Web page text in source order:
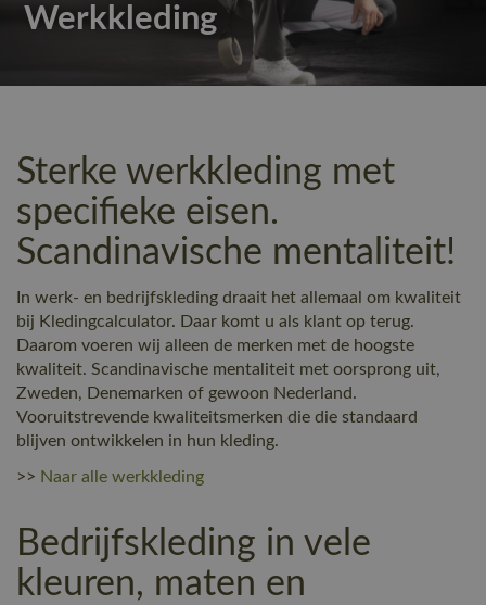
Werkkleding
Sterke werkkleding met
specifieke eisen.
Scandinavische mentaliteit!
In werk- en bedrijfskleding draait het allemaal om kwaliteit
bij Kledingcalculator. Daar komt u als klant op terug.
Daarom voeren wij alleen de merken met de hoogste
kwaliteit. Scandinavische mentaliteit met oorsprong uit,
Zweden, Denemarken of gewoon Nederland.
Vooruitstrevende kwaliteitsmerken die die standaard
blijven ontwikkelen in hun kleding.
>> Naar alle werkkleding
Bedrijfskleding in vele
kleuren, maten en